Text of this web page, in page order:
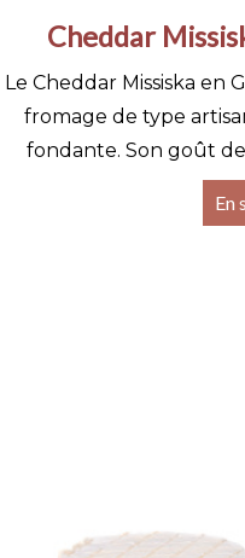
Cheddar
Le Cheddar Missiska en
fromage de type
fondante. Son goût
En